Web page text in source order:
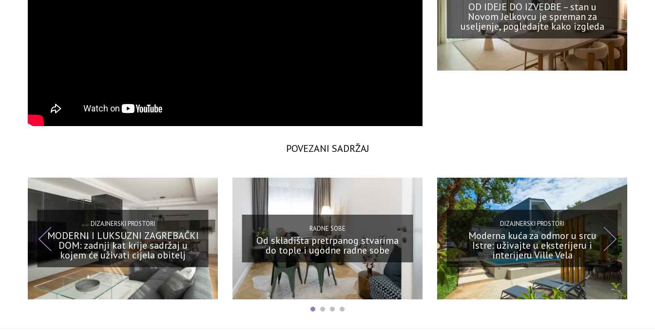
OD IDEJE DO IZVEDBE – stan u
Novom Jelkovcu je spreman za
useljenje, pogledajte kako izgleda
POVEZANI SADRŽAJ
DIZAJNERSKI PROSTORI
MODERNI I LUKSUZNI ZAGREBAČKI
DOM: zadnji kat krije sadržaj u
kojem će uživati cijela obitelj
RADNE SOBE
Od skladišta pretrpanog stvarima
do tople i ugodne radne sobe
DIZAJNERSKI PROSTORI
Moderna kuća za odmor u srcu
Istre: uživajte u eksterijeru i
interijeru Ville Vela